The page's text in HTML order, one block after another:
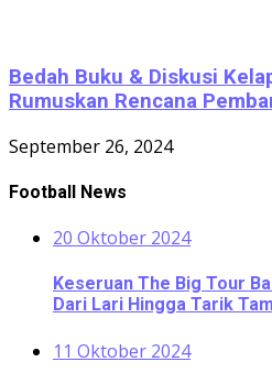
Bedah Buku & Diskusi
Rumuskan Rencana
September 26, 2024
Football News
20 Oktober 2024
Keseruan The Big Tour
Dari Lari Hingga Tarik
11 Oktober 2024